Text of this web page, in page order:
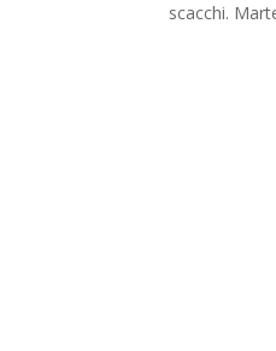
scacchi.